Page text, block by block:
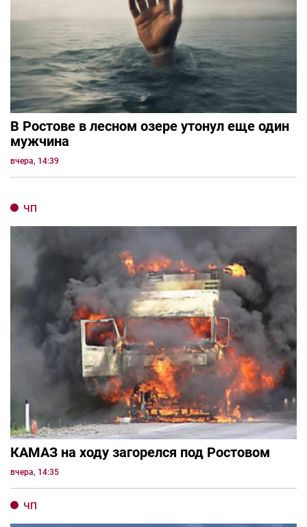
В Ростове в лесном озере утонул еще один
мужчина
вчера, 14:39
ЧП
КАМАЗ на ходу загорелся под Ростовом
вчера, 14:35
ЧП